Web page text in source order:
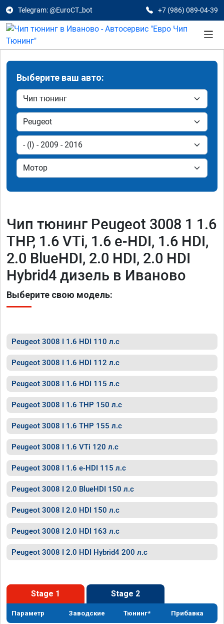
Telegram: @EuroCT_bot +7 (986) 089-04-39
Выберите ваш авто:
Чип тюнинг Peugeot 3008 1 1.6
THP, 1.6 VTi, 1.6 e-HDI, 1.6 HDI,
2.0 BlueHDI, 2.0 HDI, 2.0 HDI
Hybrid4 дизель в Иваново
Выберите свою модель:
Peugeot 3008 I 1.6 HDI 110 л.с
Peugeot 3008 I 1.6 HDI 112 л.с
Peugeot 3008 I 1.6 HDI 115 л.с
Peugeot 3008 I 1.6 THP 150 л.с
Peugeot 3008 I 1.6 THP 155 л.с
Peugeot 3008 I 1.6 VTi 120 л.с
Peugeot 3008 I 1.6 e-HDI 115 л.с
Peugeot 3008 I 2.0 BlueHDI 150 л.с
Peugeot 3008 I 2.0 HDI 150 л.с
Peugeot 3008 I 2.0 HDI 163 л.с
Peugeot 3008 I 2.0 HDI Hybrid4 200 л.с
Stage 1 Stage 2
Параметр Заводские Тюнинг* Прибавка